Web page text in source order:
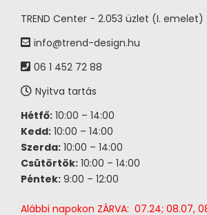
TREND Center - 2.053 üzlet (I. emelet)
info@trend-design.hu
06 1 452 72 88
Nyitva tartás
Hétfő: 10:00 – 14:00
Kedd: 10:00 – 14:00
Szerda: 10:00 – 14:00
Csütörtök: 10:00 – 14:00
Péntek: 9:00 – 12:00
Alábbi napokon ZÁRVA: 07.24; 08.07,